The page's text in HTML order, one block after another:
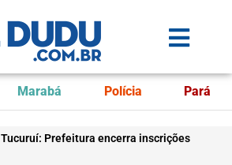
Marabá Polícia Pará
Tucuruí: Prefeitura encerra inscrições